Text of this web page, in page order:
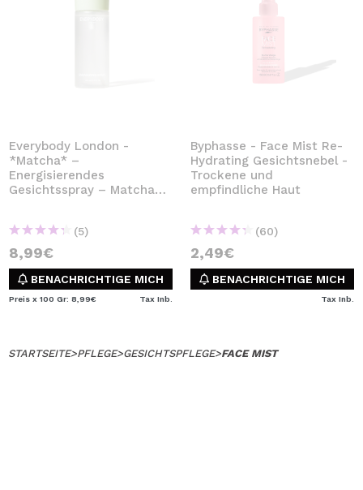
Everybody London -
*Matcha* –
Energisierendes
Gesichtsspray – Matcha
(5)
8,99€
BENACHRICHTIGE MICH
Preis x 100 Gr: 8,99€ Tax Inb.
Byphasse - Face Mist Re-
Hydrating Gesichtsnebel -
Trockene und
empfindliche Haut
(60)
2,49€
BENACHRICHTIGE MICH
Tax Inb.
STARTSEITE>PFLEGE>GESICHTSPFLEGE>FACE MIST